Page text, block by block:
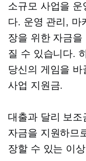
소규모 사업을 운
다. 운영 관리, 마
장을 위한 자금을
질 수 있습니다.
당신의 게임을 바
사업 지원금.
대출과 달리 보조
자금을 지원하므
장할 수 있는 이